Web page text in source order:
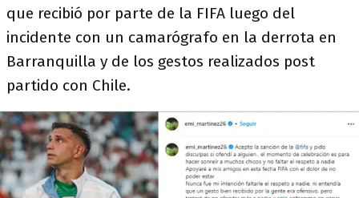
que recibió por parte de la FIFA luego del
incidente con un camarógrafo en la derrota en
Barranquilla y de los gestos realizados post
partido con Chile.